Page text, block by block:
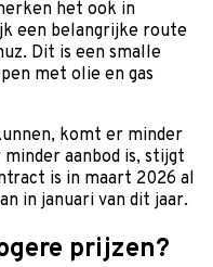
het ook in
een belangrijke route
Dit is een smalle
met olie en gas
komt er minder
aanbod is, stijgt
is in maart 2026 al
in januari van dit jaar.
prijzen?